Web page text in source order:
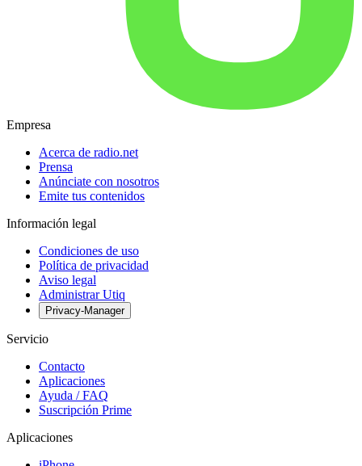
Empresa
Acerca de radio.net
Prensa
Anúnciate con nosotros
Emite tus contenidos
Información legal
Condiciones de uso
Política de privacidad
Aviso legal
Administrar Utiq
Privacy-Manager
Servicio
Contacto
Aplicaciones
Ayuda / FAQ
Suscripción Prime
Aplicaciones